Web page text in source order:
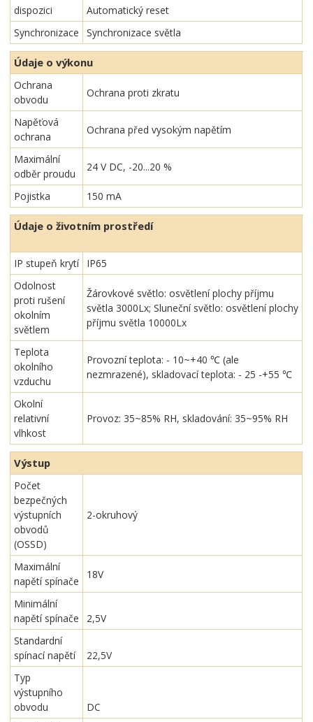
dispozici
Automatický reset
Synchronizace
Synchronizace světla
Údaje o výkonu
Ochrana
obvodu
Ochrana proti zkratu
Napěťová
ochrana
Ochrana před vysokým napětím
Maximální
odběr proudu
24 V DC, -20...20 %
Pojistka 150 mA
Údaje o životním prostředí
IP stupeň krytí
IP65
Odolnost
proti rušení
okolním
světlem
Žárovkové světlo: osvětlení plochy příjmu
světla 3000Lx; Sluneční světlo: osvětlení plochy
příjmu světla 10000Lx
Teplota
okolního
vzduchu
Provozní teplota: - 10~+40 ℃ (ale
nezmrazené), skladovací teplota: - 25 -+55 ℃
Okolní
relativní
vlhkost
Provoz: 35~85% RH, skladování: 35~95% RH
Výstup
Počet
bezpečných
výstupních
obvodů
(OSSD)
2-okruhový
Maximální
napětí spínače
18V
Minimální
napětí spínače
2,5V
Standardní
spínací napětí
22,5V
Typ
výstupního
obvodu
DC